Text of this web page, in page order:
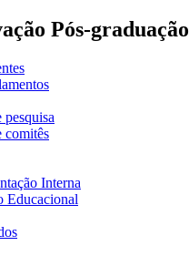
Pós-graduação
pesquisa
comitês
Interna
Educacional